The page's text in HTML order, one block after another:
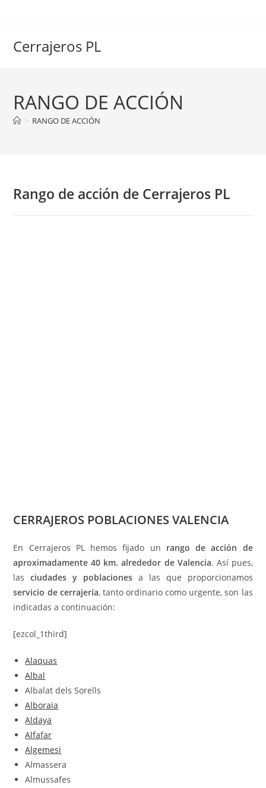
Cerrajeros PL
RANGO DE ACCIÓN
> RANGO DE ACCIÓN
Rango de acción de Cerrajeros PL
CERRAJEROS POBLACIONES VALENCIA
En Cerrajeros PL hemos fijado un rango de acción de
aproximadamente 40 km. alrededor de Valencia. Así pues,
lasciudades y poblaciones a las que proporcionamos
servicio de cerrajería, tanto ordinario como urgente, son las
indicadas a continuación:
[ezcol_1third]
Alaquas
Albal
Albalat dels Sorells
Alboraia
Aldaya
Alfafar
Algemesi
Almassera
Almussafes